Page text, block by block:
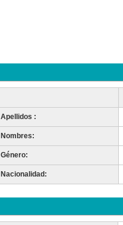
Apellidos :
Nombres:
Género:
Nacionalidad: